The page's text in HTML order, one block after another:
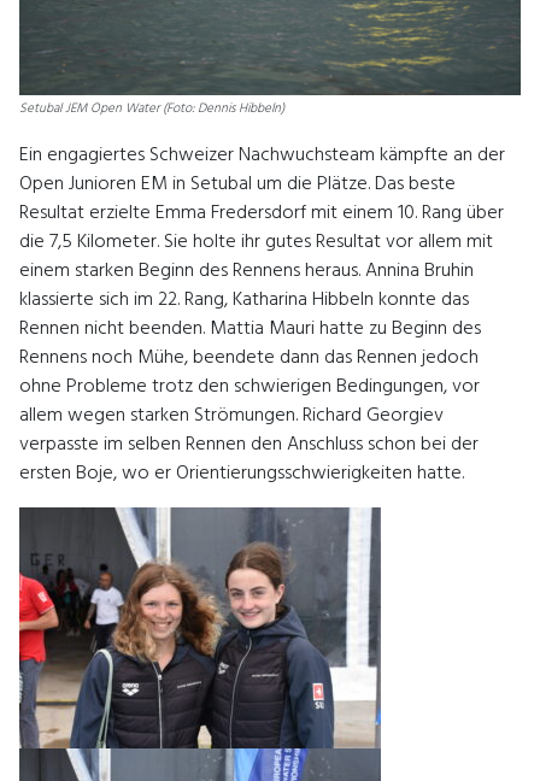
Setubal JEM Open Water (Foto: Dennis Hibbeln)
Ein engagiertes Schweizer Nachwuchsteam kämpfte an der
Open Junioren EM in Setubal um die Plätze. Das beste
Resultat erzielte Emma Fredersdorf mit einem 10. Rang über
die 7,5 Kilometer. Sie holte ihr gutes Resultat vor allem mit
einem starken Beginn des Rennens heraus. Annina Bruhin
klassierte sich im 22. Rang, Katharina Hibbeln konnte das
Rennen nicht beenden. Mattia Mauri hatte zu Beginn des
Rennens noch Mühe, beendete dann das Rennen jedoch
ohne Probleme trotz den schwierigen Bedingungen, vor
allem wegen starken Strömungen. Richard Georgiev
verpasste im selben Rennen den Anschluss schon bei der
ersten Boje, wo er Orientierungsschwierigkeiten hatte.